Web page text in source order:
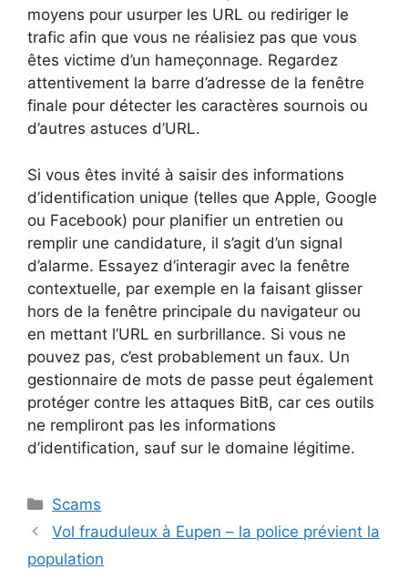
moyens pour usurper les URL ou rediriger le
trafic afin que vous ne réalisiez pas que vous
êtes victime d’un hameçonnage. Regardez
attentivement la barre d’adresse de la fenêtre
finale pour détecter les caractères sournois ou
d’autres astuces d’URL.
Si vous êtes invité à saisir des informations
d’identification unique (telles que Apple, Google
ou Facebook) pour planifier un entretien ou
remplir une candidature, il s’agit d’un signal
d’alarme. Essayez d’interagir avec la fenêtre
contextuelle, par exemple en la faisant glisser
hors de la fenêtre principale du navigateur ou
en mettant l’URL en surbrillance. Si vous ne
pouvez pas, c’est probablement un faux. Un
gestionnaire de mots de passe peut également
protéger contre les attaques BitB, car ces outils
ne rempliront pas les informations
d’identification, sauf sur le domaine légitime.
Catégories
Scams
Vol frauduleux à Eupen – la police prévient la
population